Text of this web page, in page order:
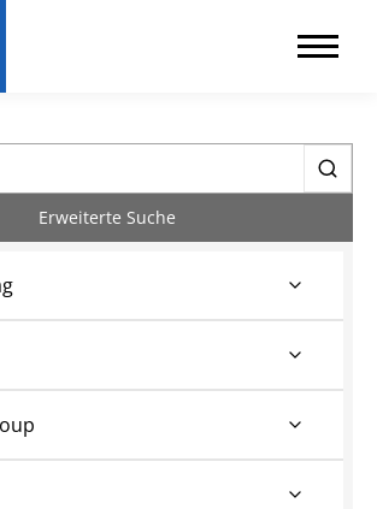
Erweiterte Suche